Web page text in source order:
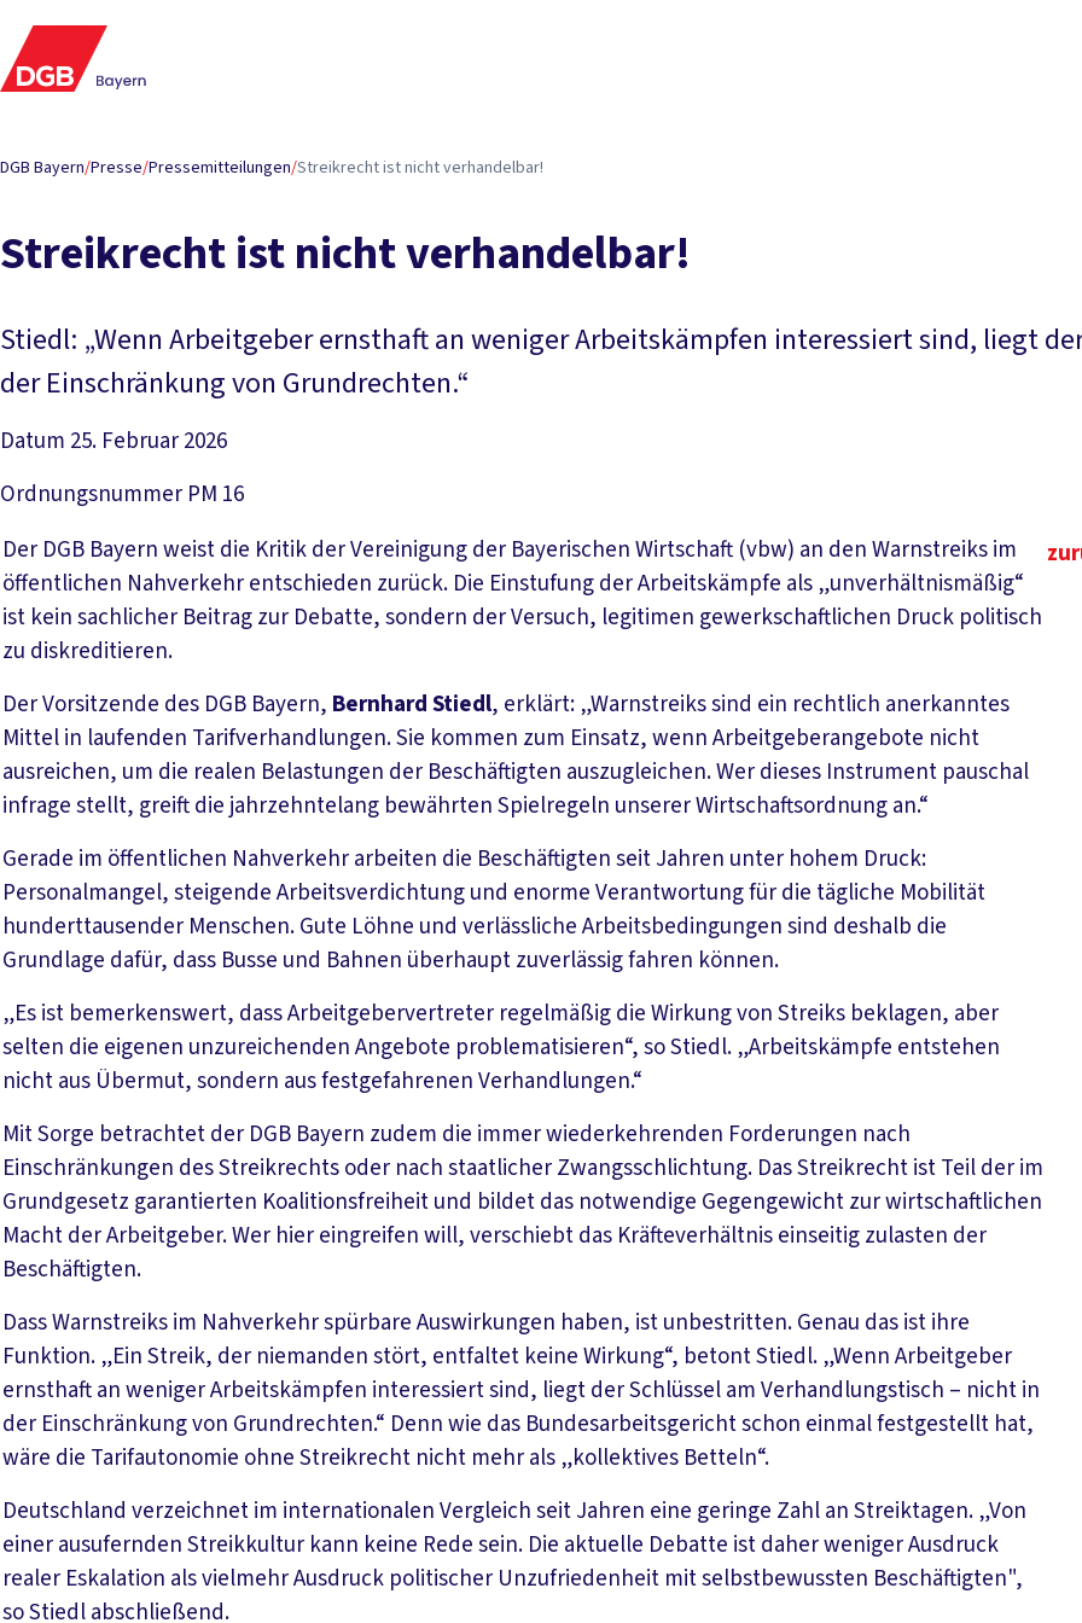
DGB Bayern/Presse/Pressemitteilungen/Streikrecht ist nicht verhandelbar!
Streikrecht ist nicht verhandelbar!
Stiedl: „Wenn Arbeitgeber ernsthaft an weniger Arbeitskämpfen interessiert sind, liegt
der Einschränkung von Grundrechten.“
Datum 25. Februar 2026
Ordnungsnummer PM 16
Der DGB Bayern weist die Kritik der Vereinigung der Bayerischen Wirtschaft (vbw) an den Warnstreiks im
öffentlichen Nahverkehr entschieden zurück. Die Einstufung der Arbeitskämpfe als „unverhältnismäßig“
ist kein sachlicher Beitrag zur Debatte, sondern der Versuch, legitimen gewerkschaftlichen Druck politisch
zu diskreditieren.
Der Vorsitzende des DGB Bayern, Bernhard Stiedl, erklärt: „Warnstreiks sind ein rechtlich anerkanntes
Mittel in laufenden Tarifverhandlungen. Sie kommen zum Einsatz, wenn Arbeitgeberangebote nicht
ausreichen, um die realen Belastungen der Beschäftigten auszugleichen. Wer dieses Instrument pauschal
infrage stellt, greift die jahrzehntelang bewährten Spielregeln unserer Wirtschaftsordnung an.“
Gerade im öffentlichen Nahverkehr arbeiten die Beschäftigten seit Jahren unter hohem Druck:
Personalmangel, steigende Arbeitsverdichtung und enorme Verantwortung für die tägliche Mobilität
hunderttausender Menschen. Gute Löhne und verlässliche Arbeitsbedingungen sind deshalb die
Grundlage dafür, dass Busse und Bahnen überhaupt zuverlässig fahren können.
„Es ist bemerkenswert, dass Arbeitgebervertreter regelmäßig die Wirkung von Streiks beklagen, aber
selten die eigenen unzureichenden Angebote problematisieren“, so Stiedl. „Arbeitskämpfe entstehen
nicht aus Übermut, sondern aus festgefahrenen Verhandlungen.“
Mit Sorge betrachtet der DGB Bayern zudem die immer wiederkehrenden Forderungen nach
Einschränkungen des Streikrechts oder nach staatlicher Zwangsschlichtung. Das Streikrecht ist Teil der im
Grundgesetz garantierten Koalitionsfreiheit und bildet das notwendige Gegengewicht zur wirtschaftlichen
Macht der Arbeitgeber. Wer hier eingreifen will, verschiebt das Kräfteverhältnis einseitig zulasten der
Beschäftigten.
Dass Warnstreiks im Nahverkehr spürbare Auswirkungen haben, ist unbestritten. Genau das ist ihre
Funktion. „Ein Streik, der niemanden stört, entfaltet keine Wirkung“, betont Stiedl. „Wenn Arbeitgeber
ernsthaft an weniger Arbeitskämpfen interessiert sind, liegt der Schlüssel am Verhandlungstisch – nicht in
der Einschränkung von Grundrechten.“ Denn wie das Bundesarbeitsgericht schon einmal festgestellt hat,
wäre die Tarifautonomie ohne Streikrecht nicht mehr als „kollektives Betteln“.
Deutschland verzeichnet im internationalen Vergleich seit Jahren eine geringe Zahl an Streiktagen. „Von
einer ausufernden Streikkultur kann keine Rede sein. Die aktuelle Debatte ist daher weniger Ausdruck
realer Eskalation als vielmehr Ausdruck politischer Unzufriedenheit mit selbstbewussten Beschäftigten",
so Stiedl abschließend.